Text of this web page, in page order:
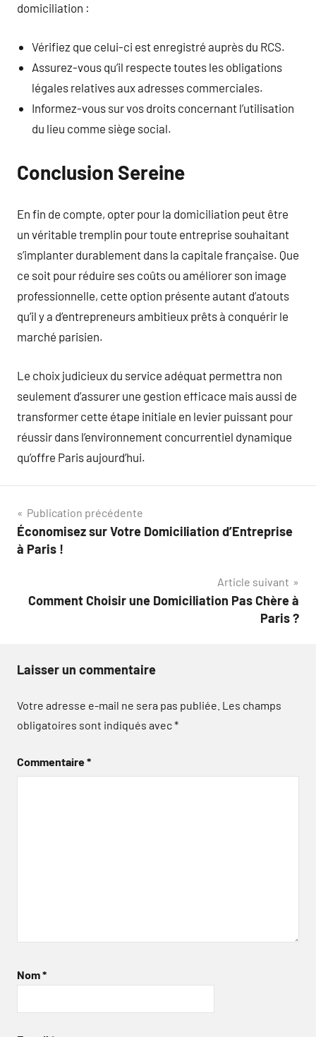
domiciliation :
Vérifiez que celui-ci est enregistré auprès du RCS.
Assurez-vous qu’il respecte toutes les obligations
légales relatives aux adresses commerciales.
Informez-vous sur vos droits concernant l’utilisation
du lieu comme siège social.
Conclusion Sereine
En fin de compte, opter pour la domiciliation peut être
un véritable tremplin pour toute entreprise souhaitant
s’implanter durablement dans la capitale française. Que
ce soit pour réduire ses coûts ou améliorer son image
professionnelle, cette option présente autant d’atouts
qu’il y a d’entrepreneurs ambitieux prêts à conquérir le
marché parisien.
Le choix judicieux du service adéquat permettra non
seulement d’assurer une gestion efficace mais aussi de
transformer cette étape initiale en levier puissant pour
réussir dans l’environnement concurrentiel dynamique
qu’offre Paris aujourd’hui.
Navigation
de
Publication précédente
Économisez sur Votre Domiciliation d’Entreprise
à Paris !
Article suivant
Comment Choisir une Domiciliation Pas Chère à
Paris ?
Laisser un commentaire
Votre adresse e-mail ne sera pas publiée. Les champs
obligatoires sont indiqués avec*
Commentaire*
Nom*